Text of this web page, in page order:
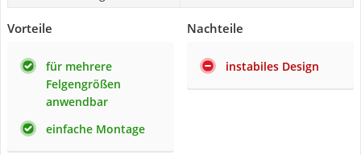
Vorteile
für mehrere
Felgengrößen
anwendbar
einfache Montage
Nachteile
instabiles Design